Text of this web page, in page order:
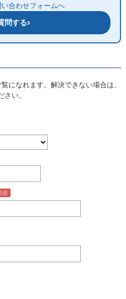
合わせフォームへ
問する›
覧になれます。解決できない場合は、
い。